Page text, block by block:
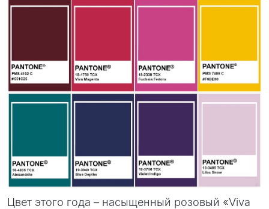
Цвет этого года – насыщенный розовый «Viva